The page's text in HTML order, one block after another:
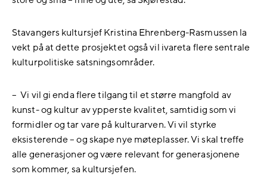
Stavangers kultursjef Kristina Ehrenberg-Rasmussen la
vekt på at dette prosjektet også vil ivareta flere sentrale
kulturpolitiske satsningsområder.
– Vi vil gi enda flere tilgang til et større mangfold av
kunst- og kultur av ypperste kvalitet, samtidig som vi
formidler og tar vare på kulturarven. Vi vil styrke
eksisterende – og skape nye møteplasser. Vi skal treffe
alle generasjoner og være relevant for generasjonene
som kommer, sa kultursjefen.